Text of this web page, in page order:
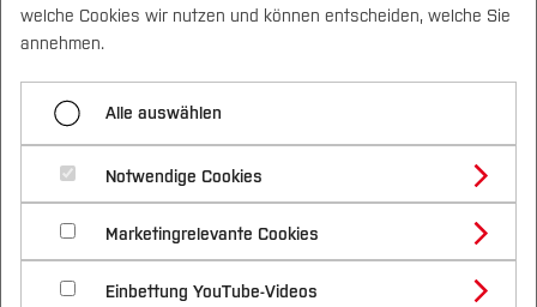
Campus Personen DE|EN Quicklinks
Studium
Studienangebote
Bachelorstudiengänge
Masterstudiengänge
Vor dem Studium
Bewerben & Einschreiben
Bewerbungsportal
Im Studium
Studienbüros und Prüfungen
Nach dem Studium
Forschung & Transfer
Profil
Forschungs- und Transferprofil
Schwerpunkte (FuT)
Beratung & Förderung
Nachhaltigkeit
Nachhaltigkeit studieren
International
Menü aufklappen
Start
Aktuelles
Veröffentlichungen
Lehrveranstaltungen
welche Cookies wir nutzen und können entscheiden, welche Sie
annehmen.
Alle auswählen
Notwendige Cookies
Marketingrelevante Cookies
Einbettung YouTube-Videos